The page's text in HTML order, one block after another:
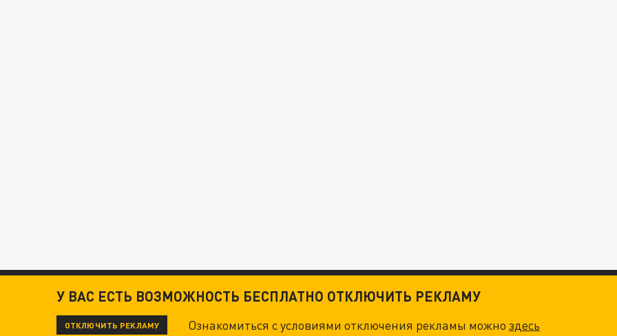
У ВАС ЕСТЬ ВОЗМОЖНОСТЬ БЕСПЛАТНО ОТКЛЮЧИТЬ РЕКЛАМУ
ОТКЛЮЧИТЬ РЕКЛАМУ Ознакомиться с условиями отключения рекламы можноздесь